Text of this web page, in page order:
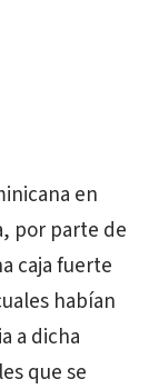
en
por parte de
caja fuerte
habían
a dicha
que se